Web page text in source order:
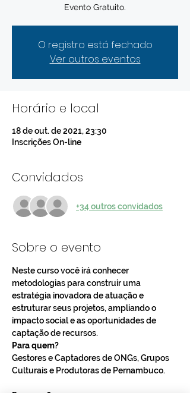
Evento Gratuito.
O registro está fechado
Ver outros eventos
Horário e local
18 de out. de 2021, 23:30
Inscrições On-line
Convidados
+34 outros convidados
Sobre o evento
Neste curso você irá conhecer
metodologias para construir uma
estratégia inovadora de atuação e
estruturar seus projetos, ampliando o
impacto social e as oportunidades de
captação de recursos.
Para quem?
Gestores e Captadores de ONGs, Grupos
Culturais e Produtoras de Pernambuco.